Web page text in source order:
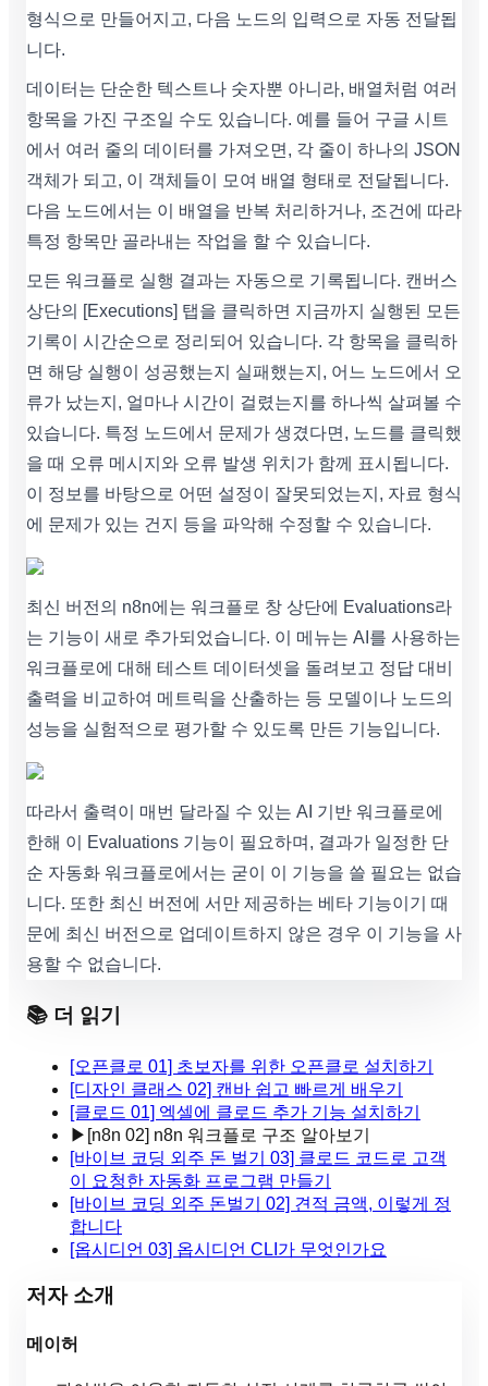
형식으로 만들어지고, 다음 노드의 입력으로 자동 전달됩
니다.
데이터는 단순한 텍스트나 숫자뿐 아니라, 배열처럼 여러
항목을 가진 구조일 수도 있습니다. 예를 들어 구글 시트
에서 여러 줄의 데이터를 가져오면, 각 줄이 하나의 JSON
객체가 되고, 이 객체들이 모여 배열 형태로 전달됩니다.
다음 노드에서는 이 배열을 반복 처리하거나, 조건에 따라
특정 항목만 골라내는 작업을 할 수 있습니다.
모든 워크플로 실행 결과는 자동으로 기록됩니다. 캔버스
상단의 [Executions] 탭을 클릭하면 지금까지 실행된 모든
기록이 시간순으로 정리되어 있습니다. 각 항목을 클릭하
면 해당 실행이 성공했는지 실패했는지, 어느 노드에서 오
류가 났는지, 얼마나 시간이 걸렸는지를 하나씩 살펴볼 수
있습니다. 특정 노드에서 문제가 생겼다면, 노드를 클릭했
을 때 오류 메시지와 오류 발생 위치가 함께 표시됩니다.
이 정보를 바탕으로 어떤 설정이 잘못되었는지, 자료 형식
에 문제가 있는 건지 등을 파악해 수정할 수 있습니다.
최신 버전의 n8n에는 워크플로 창 상단에 Evaluations라
는 기능이 새로 추가되었습니다. 이 메뉴는 AI를 사용하는
워크플로에 대해 테스트 데이터셋을 돌려보고 정답 대비
출력을 비교하여 메트릭을 산출하는 등 모델이나 노드의
성능을 실험적으로 평가할 수 있도록 만든 기능입니다.
따라서 출력이 매번 달라질 수 있는 AI 기반 워크플로에
한해 이 Evaluations 기능이 필요하며, 결과가 일정한 단
순 자동화 워크플로에서는 굳이 이 기능을 쓸 필요는 없습
니다. 또한 최신 버전에 서만 제공하는 베타 기능이기 때
문에 최신 버전으로 업데이트하지 않은 경우 이 기능을 사
용할 수 없습니다.
📚 더 읽기
[오픈클로 01] 초보자를 위한 오픈클로 설치하기
[디자인 클래스 02] 캔바 쉽고 빠르게 배우기
[클로드 01] 엑셀에 클로드 추가 기능 설치하기
▶ [n8n 02] n8n 워크플로 구조 알아보기
[바이브 코딩 외주 돈 벌기 03] 클로드 코드로 고객
이 요청한 자동화 프로그램 만들기
[바이브 코딩 외주 돈벌기 02] 견적 금액, 이렇게 정
합니다
[옵시디언 03] 옵시디언 CLI가 무엇인가요
저자 소개
메이허